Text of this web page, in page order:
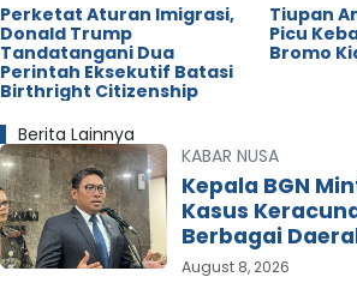
Perketat Aturan Imigrasi,
Donald Trump
Tandatangani Dua
Perintah Eksekutif Batasi
Birthright Citizenship
Tiupan
Picu
Bromo
Berita Lainnya
KABAR NUSA
Kepala BGN
Kasus
Berbagai
August 8, 2026